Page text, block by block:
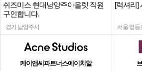
쉬즈미스 현대남양주아울렛 직원
구인합니다.
경기 남양주시
[럭셔리]
서울 영등
케이앤씨파트너스에이치알